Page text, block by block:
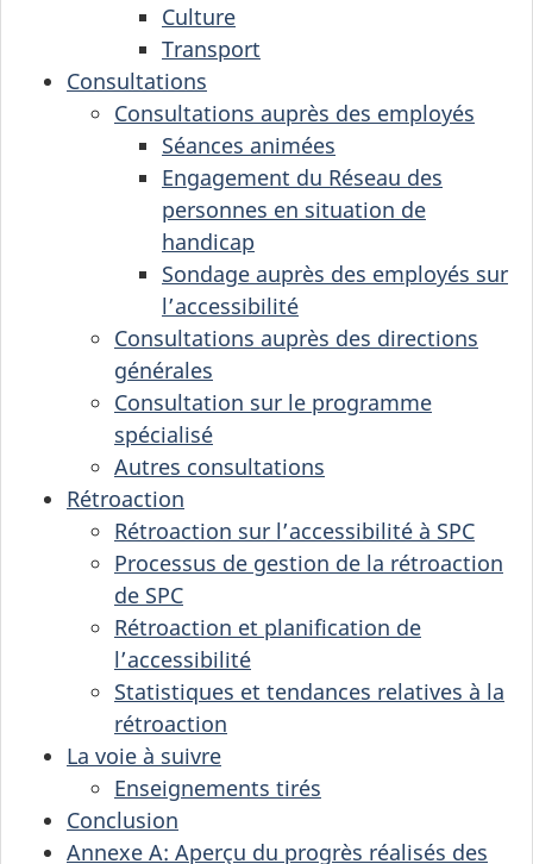
Culture
Transport
Consultations
Consultations auprès des employés
Séances animées
Engagement du Réseau des
personnes en situation de
handicap
Sondage auprès des employés sur
l’accessibilité
Consultations auprès des directions
générales
Consultation sur le programme
spécialisé
Autres consultations
Rétroaction
Rétroaction sur l’accessibilité à SPC
Processus de gestion de la rétroaction
de SPC
Rétroaction et planification de
l’accessibilité
Statistiques et tendances relatives à la
rétroaction
La voie à suivre
Enseignements tirés
Conclusion
Annexe A: Aperçu du progrès réalisés des